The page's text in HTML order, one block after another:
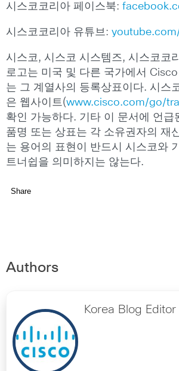
시스코코리아 페이스북:
시스코코리아 유튜브:
시스코, 시스코 시스템즈, 시스코코
로고는 미국 및 다른 국가에서
는 그 계열사의 등록상표이다. 시스
은 웹사이트(www.cisco.com/go/
확인 가능하다. 기타 이 문서에 언급
품명 또는 상표는 각 소유권자의 재
는 용어의 표현이 반드시 시스코와
트너쉽을 의미하지는 않는다.
Share
Authors
Korea Blog Editor